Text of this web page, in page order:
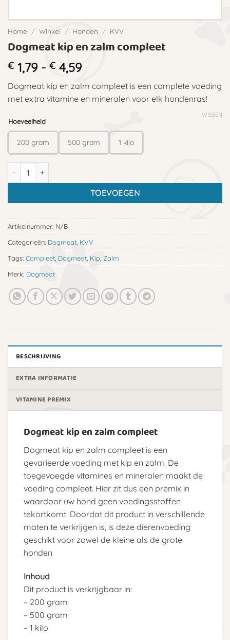
Home / Winkel / Honden / KVV
Dogmeat kip en zalm compleet
€1,79 - €4,59Prijsklasse:
€ 1,79
tot
€ 4,59
Dogmeat kip en zalm compleet is een complete voeding
met extra vitamine en mineralen voor elk hondenras!
Hoeveelheid
200 gram 500 gram 1 kilo
WISSEN
TOEVOEGEN
Artikelnummer: N/B
Categorieën: Dogmeat KVV
Tags: Compleet Dogmeat Kip Zalm
Merk: Dogmeat
BESCHRIJVING
EXTRA INFORMATIE
VITAMINE PREMIX
Dogmeat kip en zalm compleet
Dogmeat kip en zalm compleet is een
gevarieerde voeding met kip en zalm. De
toegevoegde vitamines en mineralen maakt de
voeding compleet. Hier zit dus een premix in
waardoor uw hond geen voedingsstoffen
tekortkomt. Doordat dit product in verschillende
maten te verkrijgen is, is deze dierenvoeding
geschikt voor zowel de kleine als de grote
honden.
Inhoud
Dit product is verkrijgbaar in:
– 200 gram
– 500 gram
– 1 kilo